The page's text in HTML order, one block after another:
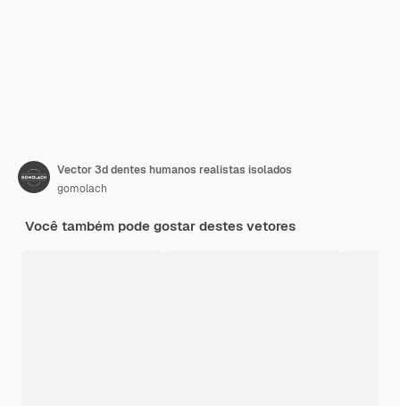
Vector 3d dentes humanos realistas isolados
gomolach
Você também pode gostar destes vetores